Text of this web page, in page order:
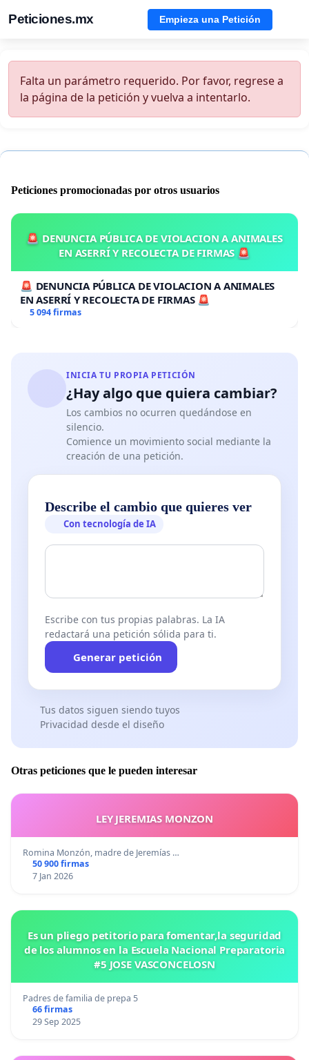
Peticiones.mx Empieza una Petición
Falta un parámetro requerido. Por favor, regrese a
la página de la petición y vuelva a intentarlo.
Peticiones promocionadas por otros usuarios
🚨 DENUNCIA PÚBLICA DE VIOLACION A ANIMALES
EN ASERRÍ Y RECOLECTA DE FIRMAS 🚨
🚨 DENUNCIA PÚBLICA DE VIOLACION A ANIMALES
EN ASERRÍ Y RECOLECTA DE FIRMAS 🚨
5 094 firmas
INICIA TU PROPIA PETICIÓN
¿Hay algo que quiera cambiar?
Los cambios no ocurren quedándose en
silencio.
Comience un movimiento social mediante la
creación de una petición.
Describe el cambio que quieres ver
Con tecnología de IA
Escribe con tus propias palabras. La IA
redactará una petición sólida para ti.
Generar petición
Tus datos siguen siendo tuyos
Privacidad desde el diseño
Otras peticiones que le pueden interesar
LEY JEREMIAS MONZON
Romina Monzón, madre de Jeremías …
50 900 firmas
7 Jan 2026
Es un pliego petitorio para fomentar,la seguridad
de los alumnos en la Escuela Nacional Preparatoria
#5 JOSE VASCONCELOSN
Padres de familia de prepa 5
66 firmas
29 Sep 2025